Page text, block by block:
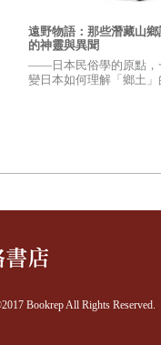
遠野物語：那些潛藏山鄉
的神靈與異聞
——日本民俗學的原點，
變日本如何理解「鄉土」
Bookrep All Rights Reserved.